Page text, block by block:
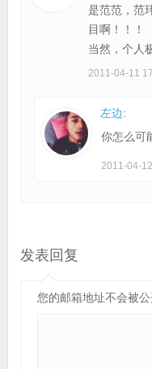
是范范，范
目啊！！！
当然，个人
2011-04-11
左边:
你怎么可
2011-04-
发表回复
您的邮箱地址不会被公